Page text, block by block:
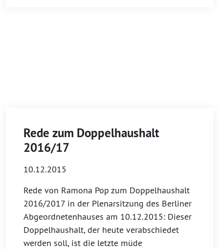
Rede zum Doppelhaushalt
2016/17
10.12.2015
Rede von Ramona Pop zum Doppelhaushalt
2016/2017 in der Plenarsitzung des Berliner
Abgeordnetenhauses am 10.12.2015: Dieser
Doppelhaushalt, der heute verabschiedet
werden soll, ist die letzte müde